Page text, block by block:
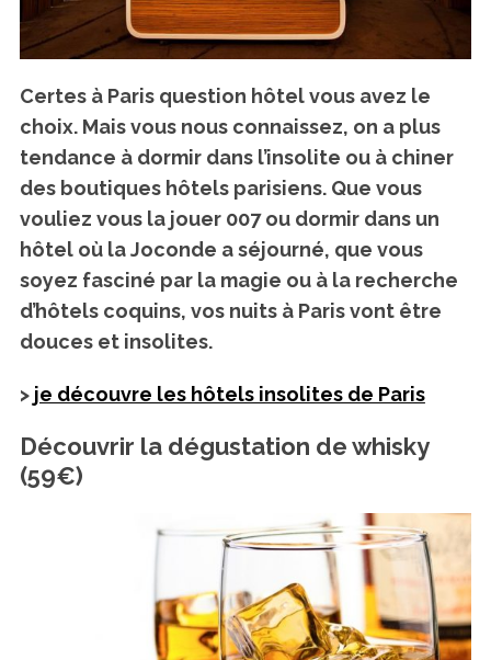
Certes à Paris question hôtel vous avez le
choix. Mais vous nous connaissez, on a plus
tendance à dormir dans l’insolite ou à chiner
des boutiques hôtels parisiens. Que vous
vouliez vous la jouer 007 ou dormir dans un
hôtel où la Joconde a séjourné, que vous
soyez fasciné par la magie ou à la recherche
d’hôtels coquins, vos nuits à Paris vont être
douces et insolites.
> je découvre les hôtels insolites de Paris
Découvrir la dégustation de whisky
(59€)